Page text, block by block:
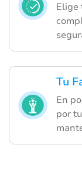
Elige
Tu
En
por